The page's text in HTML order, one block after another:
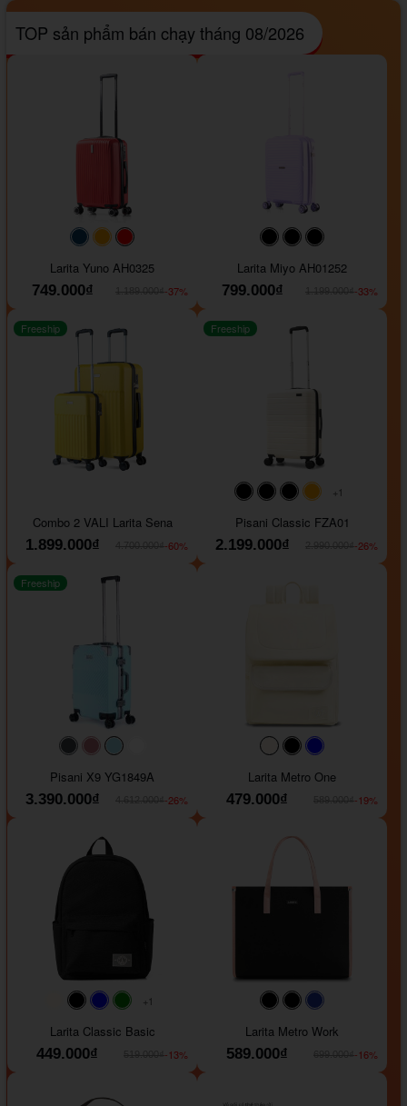
TOP sản phẩm bán chạy tháng 08/2026
#093f69#ffa500
Larita Yuno AH0325
749.000₫
-37%
#000000#000000
Larita Miyo AH01252
799.000₫
-33%
Freeship
Combo 2 VALI Larita Sena
1.899.000₫
-60%
#000000#000000#000000
+1
Freeship
Pisani Classic FZA01
2.199.000₫
-26%
#40454a#b76e79
Freeship
Pisani X9 YG1849A
3.390.000₫
-26%
#faf0e6#000000
Larita Metro One
479.000₫
-19%
#faf0e6#000000#0000FF
+1
Larita Classic Basic
449.000₫
-13%
#000000#000000
Larita Metro Work
589.000₫
-16%